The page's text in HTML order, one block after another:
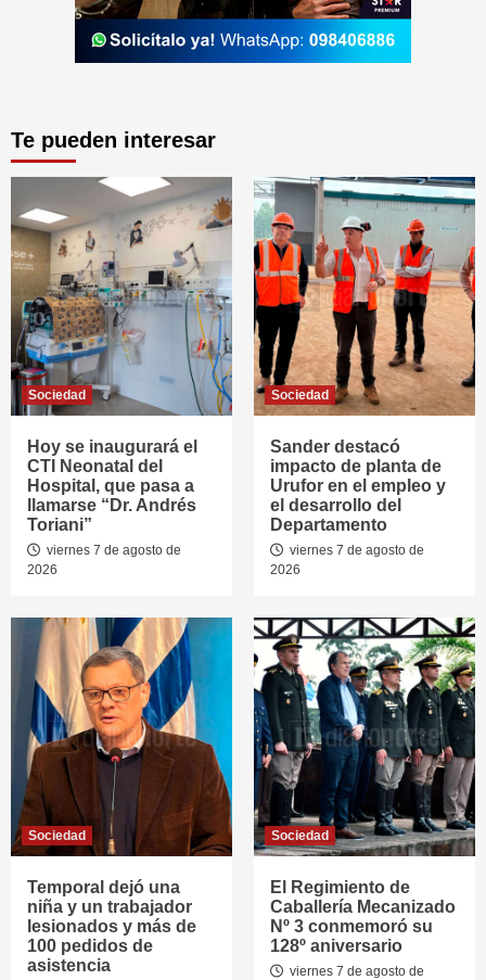
Te pueden interesar
Sociedad
Hoy se inaugurará el
CTI Neonatal del
Hospital, que pasa a
llamarse “Dr. Andrés
Toriani”
viernes 7 de agosto de
2026
Sociedad
Sander destacó
impacto de planta de
Urufor en el empleo y
el desarrollo del
Departamento
viernes 7 de agosto de
2026
Sociedad
Temporal dejó una
niña y un trabajador
lesionados y más de
100 pedidos de
asistencia
Sociedad
El Regimiento de
Caballería Mecanizado
Nº 3 conmemoró su
128º aniversario
viernes 7 de agosto de